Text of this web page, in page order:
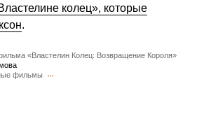
колец», которые
.
«Властелин Колец: Возвращение Короля»
фильмы